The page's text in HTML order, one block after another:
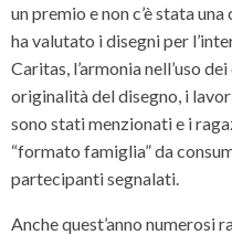
un premio e non c’è stata
ha valutato i disegni per
Caritas, l’armonia nell’uso
originalità del disegno, i
sono stati menzionati e i
“formato famiglia” da
partecipanti segnalati.
Anche quest’anno numerosi